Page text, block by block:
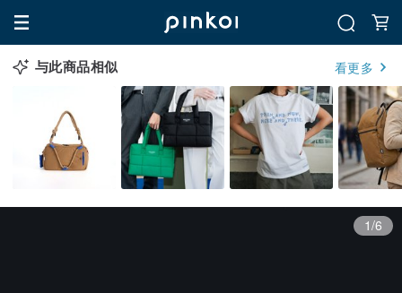
与此商品相似 看更多
1/6